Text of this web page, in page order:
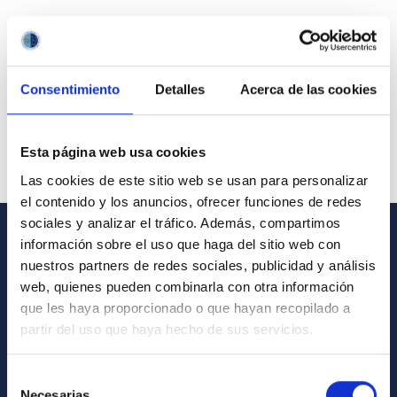
Consentimiento Detalles Acerca de las cookies
Esta página web usa cookies
Las cookies de este sitio web se usan para personalizar
el contenido y los anuncios, ofrecer funciones de redes
sociales y analizar el tráfico. Además, compartimos
información sobre el uso que haga del sitio web con
nuestros partners de redes sociales, publicidad y análisis
web, quienes pueden combinarla con otra información
que les haya proporcionado o que hayan recopilado a
partir del uso que haya hecho de sus servicios.
Contact
How to get to the IAC
List of personnel